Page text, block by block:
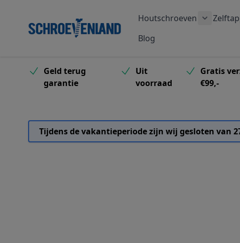
Houtschroeven
Blog
Geld terug
garantie
Uit
voorraad
Gratis
€99,-
Tijdens de vakantieperiode zijn wij gesloten van